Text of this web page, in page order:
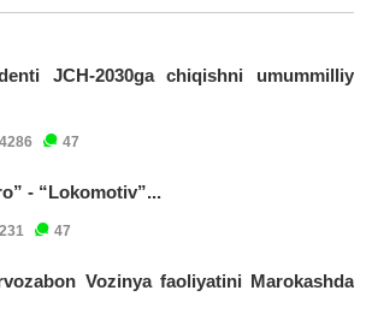
JCH-2030ga chiqishni umummilliy
47
- “Lokomotiv”...
47
Vozinya faoliyatini Marokashda